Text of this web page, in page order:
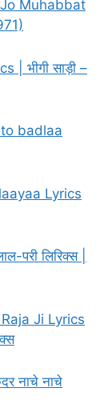
Jo Muhabbat
| भीगी साड़ी –
badlaa
Lyrics
लिरिक्स |
Ji Lyrics
नाचे नाचे